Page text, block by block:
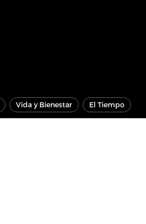
Vida y Bienestar El Tiempo